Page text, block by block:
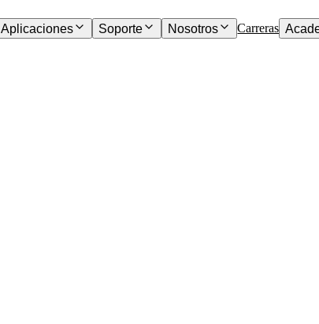
Aplicaciones Soporte Nosotros Carreras